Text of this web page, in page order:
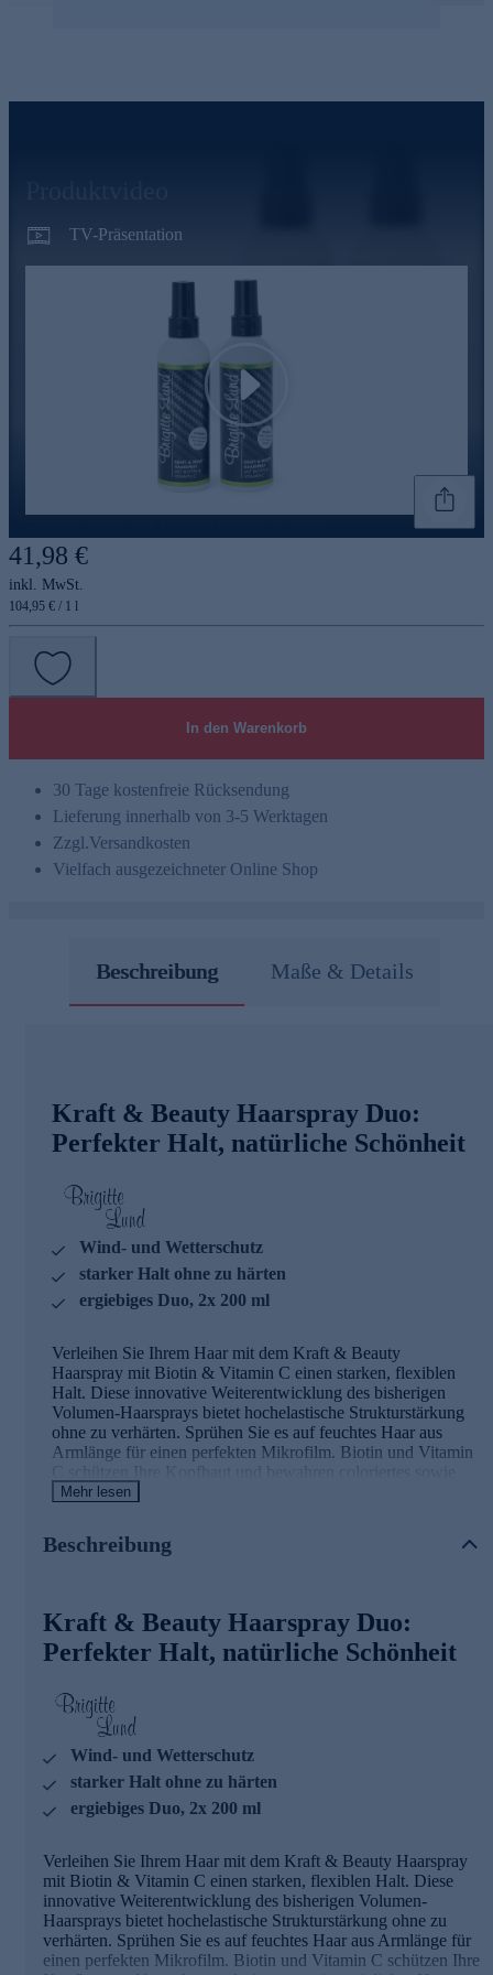
TV-Präsentation
Play
41,98 €
inkl. MwSt.
104,95 € / 1 l
In den Warenkorb
30 Tage kostenfreie Rücksendung
Lieferung innerhalb von 3-5 Werktagen
Zzgl.Versandkosten
Vielfach ausgezeichneter Online Shop
Beschreibung Maße & Details
Kraft & Beauty Haarspray Duo:
Perfekter Halt, natürliche Schönheit
Wind- und Wetterschutz
starker Halt ohne zu härten
ergiebiges Duo, 2x 200 ml
Verleihen Sie Ihrem Haar mit dem Kraft & Beauty
Haarspray mit Biotin & Vitamin C einen starken, flexiblen
Halt. Diese innovative Weiterentwicklung des bisherigen
Volumen-Haarsprays bietet hochelastische Strukturstärkung
ohne zu verhärten. Sprühen Sie es auf feuchtes Haar aus
Armlänge für einen perfekten Mikrofilm. Biotin und Vitamin
C schützen Ihre Kopfhaut und bewahren coloriertes sowie
natürliches Haar vor UV-Strahlen. Durch den Wind- und
Schönheit – jeden Tag, bei jedem Wetter.
Mehr lesen
Beschreibung
Kraft & Beauty Haarspray Duo:
Perfekter Halt, natürliche Schönheit
Wind- und Wetterschutz
starker Halt ohne zu härten
ergiebiges Duo, 2x 200 ml
Verleihen Sie Ihrem Haar mit dem Kraft & Beauty Haarspray
mit Biotin & Vitamin C einen starken, flexiblen Halt. Diese
innovative Weiterentwicklung des bisherigen Volumen-
Haarsprays bietet hochelastische Strukturstärkung ohne zu
verhärten. Sprühen Sie es auf feuchtes Haar aus Armlänge für
einen perfekten Mikrofilm. Biotin und Vitamin C schützen Ihre